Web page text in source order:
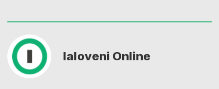
Ialoveni Online